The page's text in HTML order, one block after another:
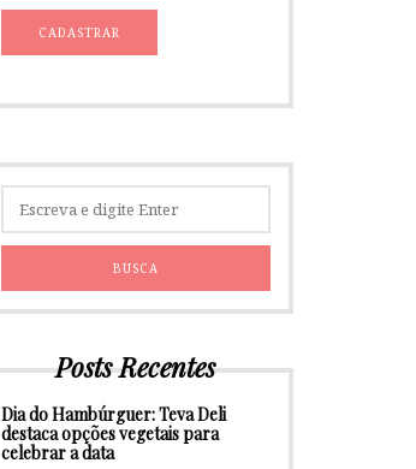
Posts Recentes
Dia do Hambúrguer: Teva Deli
destaca opções vegetais para
celebrar a data